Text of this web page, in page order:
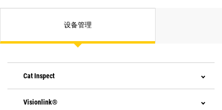
设备管理
Cat Inspect
Visionlink®